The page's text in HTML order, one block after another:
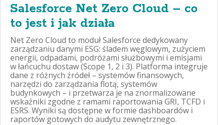
Salesforce Net Zero Cloud – co
to jest i jak działa
Net Zero Cloud to moduł Salesforce dedykowany
zarządzaniu danymi ESG: śladem węglowym, zużyciem
energii, odpadami, podróżami służbowymi i emisjami
w łańcuchu dostaw (Scope 1, 2 i 3). Platforma integruje
dane z różnych źródeł – systemów finansowych,
narzędzi do zarządzania flotą, systemów
budynkowych – i przetwarza je na znormalizowane
wskaźniki zgodne z ramami raportowania GRI, TCFD i
ESRS. Wyniki są dostępne w formie dashboardów i
raportów gotowych do audytu zewnętrznego.